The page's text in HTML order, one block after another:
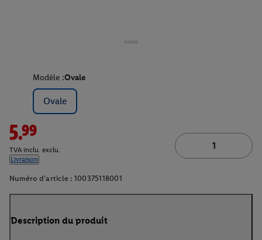
Modèle :Ovale
Ovale
5.99
TVA inclu. exclu.
Livraison
Numéro d'article : 100375118001
Description du produit